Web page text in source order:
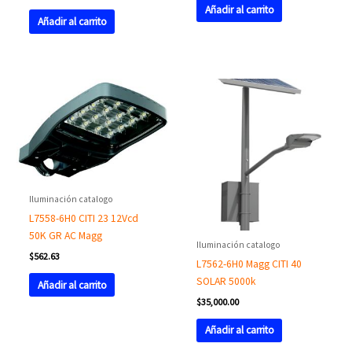
Añadir al carrito
Añadir al carrito
Iluminación catalogo
L7558-6H0 CITI 23 12Vcd
50K GR AC Magg
$562.63
Añadir al carrito
Iluminación catalogo
L7562-6H0 Magg CITI 40
SOLAR 5000k
$35,000.00
Añadir al carrito